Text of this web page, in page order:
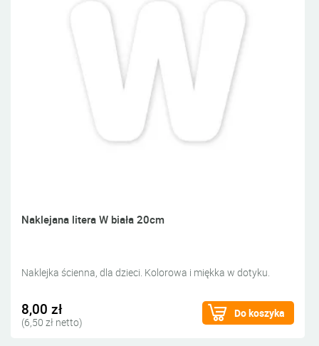
Naklejana litera W biała 20cm
Naklejka ścienna, dla dzieci. Kolorowa i miękka w dotyku.
8,00 zł
(6,50 zł netto)
Do koszyka